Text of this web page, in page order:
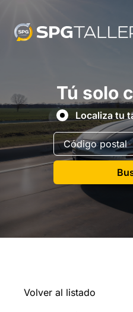
Tú solo
Localiza tu
Volver al listado